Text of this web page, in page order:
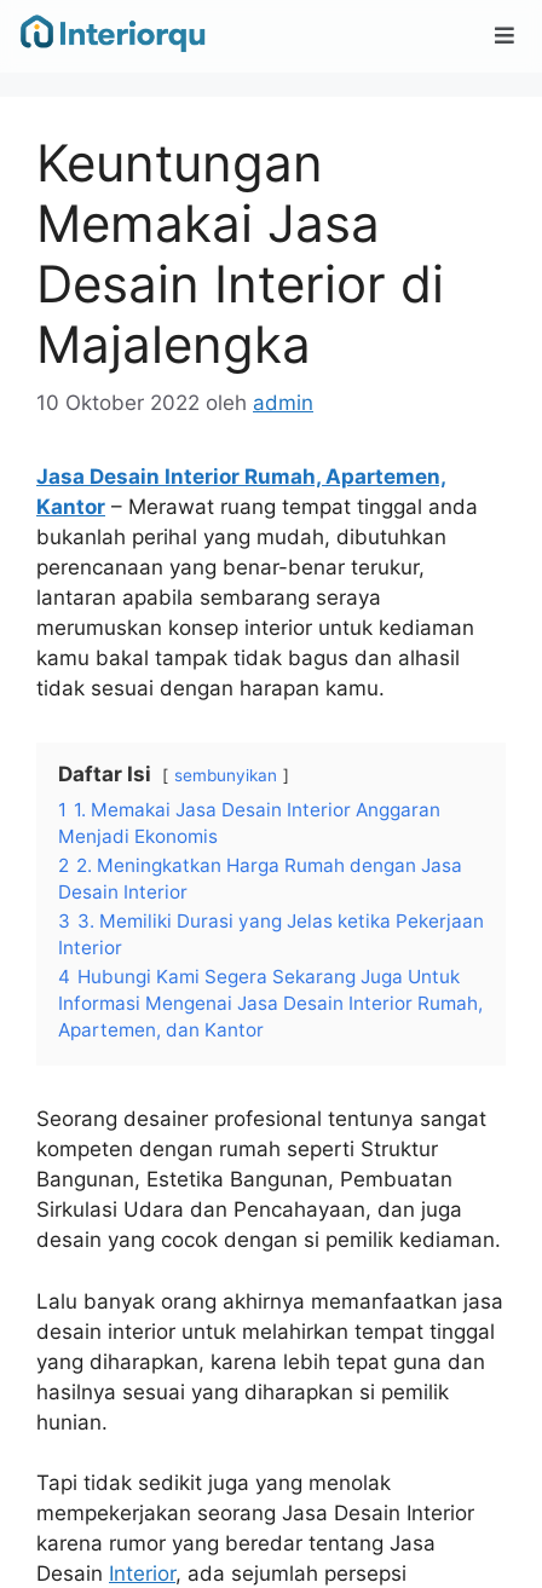
Keuntungan
Memakai Jasa
Desain Interior di
Majalengka
10 Oktober 2022 oleh admin
Jasa Desain Interior Rumah, Apartemen,
Kantor – Merawat ruang tempat tinggal anda
bukanlah perihal yang mudah, dibutuhkan
perencanaan yang benar-benar terukur,
lantaran apabila sembarang seraya
merumuskan konsep interior untuk kediaman
kamu bakal tampak tidak bagus dan alhasil
tidak sesuai dengan harapan kamu.
Daftar Isi sembunyikan
1 1. Memakai Jasa Desain Interior Anggaran
Menjadi Ekonomis
2 2. Meningkatkan Harga Rumah dengan Jasa
Desain Interior
3 3. Memiliki Durasi yang Jelas ketika Pekerjaan
Interior
4 Hubungi Kami Segera Sekarang Juga Untuk
Informasi Mengenai Jasa Desain Interior Rumah,
Apartemen, dan Kantor
Seorang desainer profesional tentunya sangat
kompeten dengan rumah seperti Struktur
Bangunan, Estetika Bangunan, Pembuatan
Sirkulasi Udara dan Pencahayaan, dan juga
desain yang cocok dengan si pemilik kediaman.
Lalu banyak orang akhirnya memanfaatkan jasa
desain interior untuk melahirkan tempat tinggal
yang diharapkan, karena lebih tepat guna dan
hasilnya sesuai yang diharapkan si pemilik
hunian.
Tapi tidak sedikit juga yang menolak
mempekerjakan seorang Jasa Desain Interior
karena rumor yang beredar tentang Jasa
Desain Interior, ada sejumlah persepsi